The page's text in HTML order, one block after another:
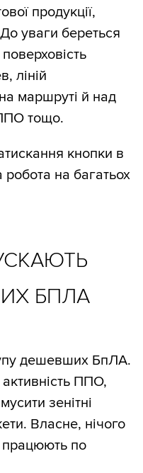
продукції,
уваги береться
ліній
маршруті й над
ППО тощо.
кнопки в
робота на багатьох
БПЛА
дешевших БпЛА.
ППО,
зенітні
Власне, нічого
працюють по